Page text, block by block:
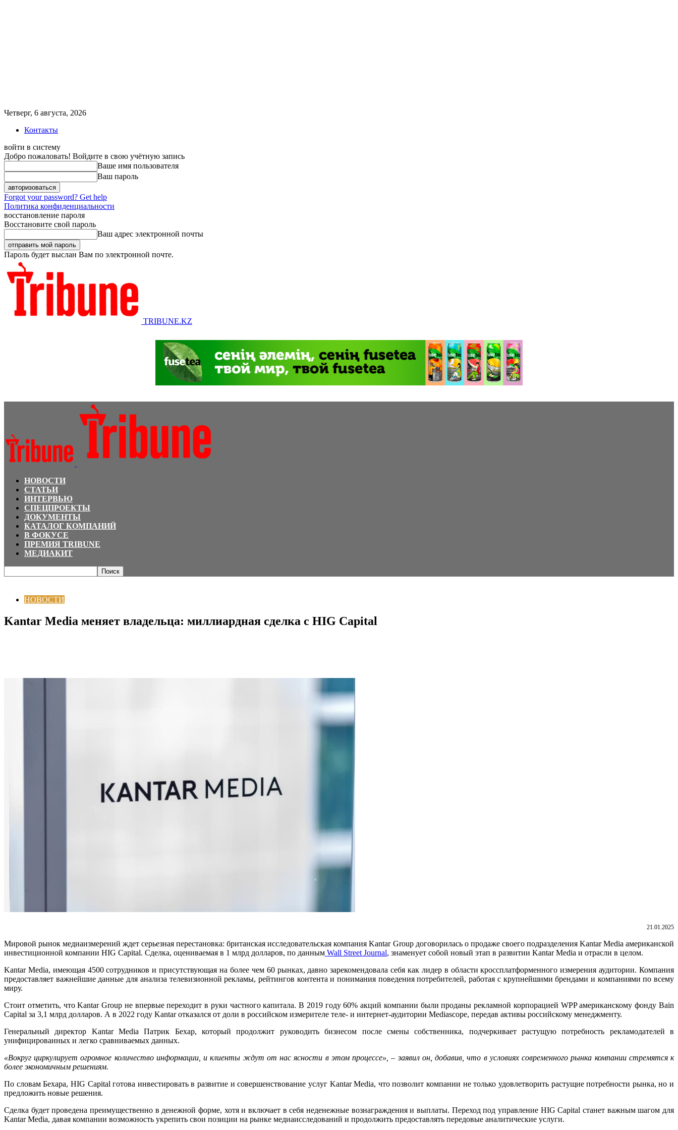
Четверг, 6 августа, 2026
Контакты
войти в систему
Добро пожаловать! Войдите в свою учётную запись
Ваше имя пользователя
Ваш пароль
Forgot your password? Get help
Политика конфиденциальности
восстановление пароля
Восстановите свой пароль
Ваш адрес электронной почты
Пароль будет выслан Вам по электронной почте.
TRIBUNE.KZ
НОВОСТИ
СТАТЬИ
ИНТЕРВЬЮ
СПЕЦПРОЕКТЫ
ДОКУМЕНТЫ
КАТАЛОГ КОМПАНИЙ
В ФОКУСЕ
ПРЕМИЯ TRIBUNE
МЕДИАКИТ
НОВОСТИ
Kantar Media меняет владельца: миллиардная сделка с HIG Capital
21.01.2025
Мировой рынок медиаизмерений ждет серьезная перестановка: британская исследовательская компания Kantar Group договорилась о продаже своего подразделения Kantar Media американской
инвестиционной компании HIG Capital. Сделка, оцениваемая в 1 млрд долларов, по данным Wall Street Journal, знаменует собой новый этап в развитии Kantar Media и отрасли в целом.
Kantar Media, имеющая 4500 сотрудников и присутствующая на более чем 60 рынках, давно зарекомендовала себя как лидер в области кроссплатформенного измерения аудитории. Компания
предоставляет важнейшие данные для анализа телевизионной рекламы, рейтингов контента и понимания поведения потребителей, работая с крупнейшими брендами и компаниями по всему
миру.
Стоит отметить, что Kantar Group не впервые переходит в руки частного капитала. В 2019 году 60% акций компании были проданы рекламной корпорацией WPP американскому фонду Bain
Capital за 3,1 млрд долларов. А в 2022 году Kantar отказался от доли в российском измерителе теле- и интернет-аудитории Mediascope, передав активы российскому менеджменту.
Генеральный директор Kantar Media Патрик Бехар, который продолжит руководить бизнесом после смены собственника, подчеркивает растущую потребность рекламодателей в
унифицированных и легко сравниваемых данных.
«Вокруг циркулирует огромное количество информации, и клиенты ждут от нас ясности в этом процессе», – заявил он, добавив, что в условиях современного рынка компании стремятся к
более экономичным решениям.
По словам Бехара, HIG Capital готова инвестировать в развитие и совершенствование услуг Kantar Media, что позволит компании не только удовлетворить растущие потребности рынка, но и
предложить новые решения.
Сделка будет проведена преимущественно в денежной форме, хотя и включает в себя неденежные вознаграждения и выплаты. Переход под управление HIG Capital станет важным шагом для
Kantar Media, давая компании возможность укрепить свои позиции на рынке медиаисследований и продолжить предоставлять передовые аналитические услуги.